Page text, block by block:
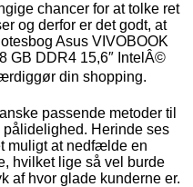
chancer for at tolke ret
og derfor er det godt, at
Asus VIVOBOOK
GB DDR4 15,6″ IntelÂ©
din shopping.
passende metoder til
Herinde ses
muligt at nedfælde en
hvilket lige så vel burde
af hvor glade kunderne er.